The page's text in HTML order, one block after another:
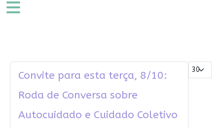
Mostrar #
Convite para esta terça, 8/10:
Roda de Conversa sobre
Autocuidado e Cuidado Coletivo